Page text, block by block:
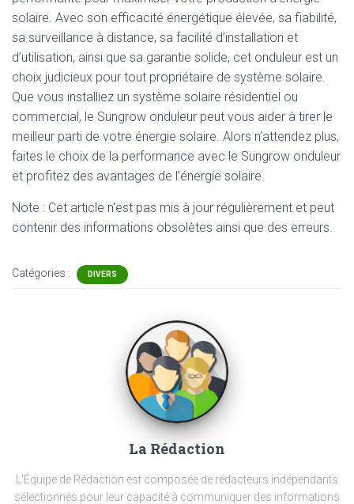
solaire. Avec son efficacité énergétique élevée, sa fiabilité,
sa surveillance à distance, sa facilité d’installation et
d’utilisation, ainsi que sa garantie solide, cet onduleur est un
choix judicieux pour tout propriétaire de système solaire.
Que vous installiez un système solaire résidentiel ou
commercial, le Sungrow onduleur peut vous aider à tirer le
meilleur parti de votre énergie solaire. Alors n’attendez plus,
faites le choix de la performance avec le Sungrow onduleur
et profitez des avantages de l’énergie solaire.
Note : Cet article n'est pas mis à jour régulièrement et peut
contenir des informations obsolètes ainsi que des erreurs.
Catégories : DIVERS
La Rédaction
L'Équipe de Rédaction est composée de rédacteurs indépendants
sélectionnés pour leur capacité à communiquer des informations